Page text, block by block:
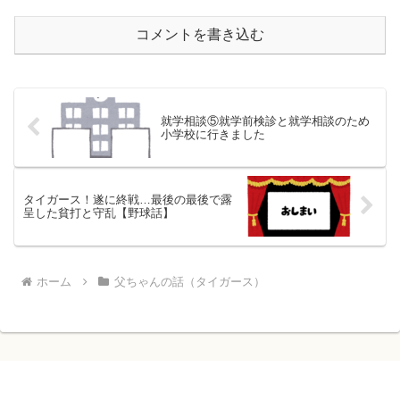
コメントを書き込む
就学相談⑤就学前検診と就学相談のため
小学校に行きました
タイガース！遂に終戦…最後の最後で露
呈した貧打と守乱【野球話】
ホーム 父ちゃんの話（タイガース）